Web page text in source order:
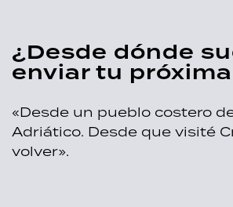
¿Desde dónde
enviar tu
«Desde un pueblo costero
Adriático. Desde que visité
volver».